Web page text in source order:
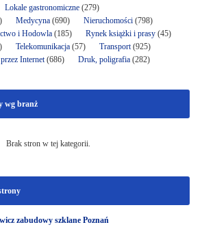
Lokale gastronomiczne(279)
Medycyna(690) Nieruchomości(798)
i Hodowla(185) Rynek książki i prasy(45)
Telekomunikacja(57) Transport(925)
Internet(686) Druk, poligrafia(282)
wg branż
Brak stron w tej kategorii.
zabudowy szklane Poznań